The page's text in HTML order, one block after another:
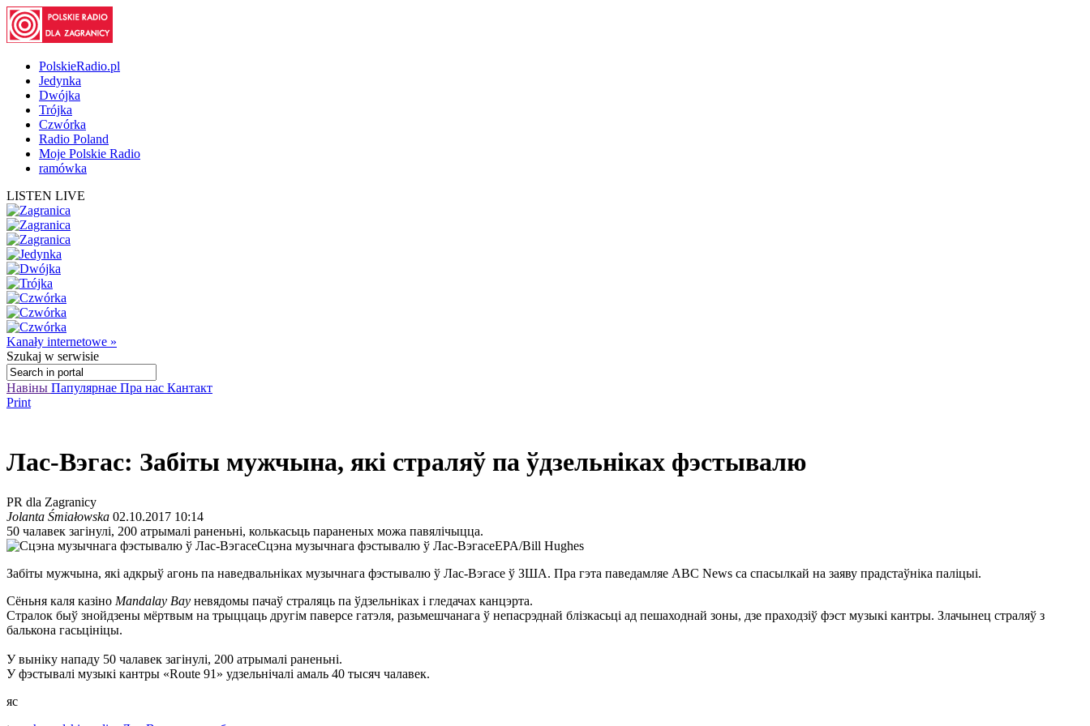
PolskieRadio.pl
Jedynka
Dwójka
Trójka
Czwórka
Radio Poland
Moje Polskie Radio
ramówka
LISTEN LIVE
Kanały internetowe »
Szukaj w serwisie
Навіны Папулярнае Пра нас Кантакт
Print
Лас-Вэгас: Забіты мужчына, які страляў па ўдзельніках фэстывалю
PR dla Zagranicy
Jolanta Śmiałowska 02.10.2017 10:14
50 чалавек загінулі, 200 атрымалі раненьні, колькасьць параненых можа павялічыцца.
Сцэна музычнага фэстывалю ў Лас-ВэгасеEPA/Bill Hughes
Забіты мужчына, які адкрыў агонь па наведвальніках музычнага фэстывалю ў Лас-Вэгасе ў ЗША. Пра гэта паведамляе ABC News са спасылкай на заяву прадстаўніка паліцыі.
Сёньня каля казіно Mandalay Bay невядомы пачаў страляць па ўдзельніках і гледачах канцэрта.
Стралок быў знойдзены мёртвым на трыццаць другім паверсе гатэля, разьмешчанага ў непасрэднай блізкасьці ад пешаходнай зоны, дзе праходзіў фэст музыкі кантры. Злачынец страляў з
балькона гасьцініцы.
У выніку нападу 50 чалавек загінулі, 200 атрымалі раненьні.
У фэстывалі музыкі кантры «Route 91» удзельнічалі амаль 40 тысяч чалавек.
яс